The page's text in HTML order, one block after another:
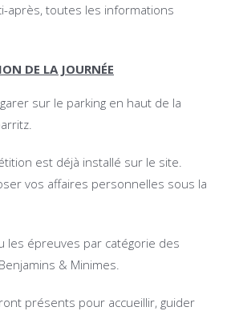
après, toutes les informations
DE LA JOURNÉE
sur le parking en haut de la
est déjà installé sur le site.
vos affaires personnelles sous la
les épreuves par catégorie des
& Minimes.
présents pour accueillir, guider